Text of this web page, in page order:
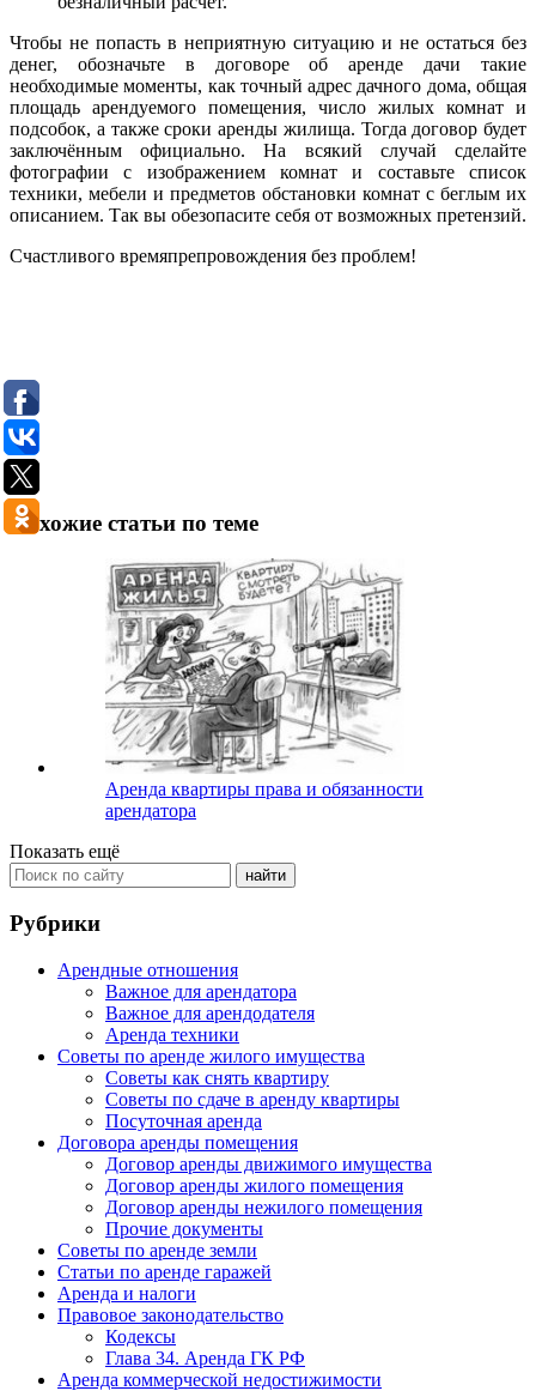
Чтобы не попасть в неприятную ситуацию и не остаться без
денег, обозначьте в договоре об аренде дачи такие
необходимые моменты, как точный адрес дачного дома, общая
площадь арендуемого помещения, число жилых комнат и
подсобок, а также сроки аренды жилища. Тогда договор будет
заключённым официально. На всякий случай сделайте
фотографии с изображением комнат и составьте список
техники, мебели и предметов обстановки комнат с беглым их
описанием. Так вы обезопасите себя от возможных претензий.
Счастливого времяпрепровождения без проблем!
Похожие статьи по теме
Аренда квартиры права и обязанности
арендатора
Показать ещё
Рубрики
Арендные отношения
Важное для арендатора
Важное для арендодателя
Аренда техники
Советы по аренде жилого имущества
Советы как снять квартиру
Советы по сдаче в аренду квартиры
Посуточная аренда
Договора аренды помещения
Договор аренды движимого имущества
Договор аренды жилого помещения
Договор аренды нежилого помещения
Прочие документы
Советы по аренде земли
Статьи по аренде гаражей
Аренда и налоги
Правовое законодательство
Кодексы
Глава 34. Аренда ГК РФ
Аренда коммерческой недостижимости